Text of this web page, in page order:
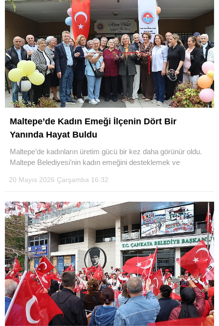
Maltepe’de Kadın Emeği İlçenin Dört Bir
Yanında Hayat Buldu
Maltepe’de kadınların üretim gücü bir kez daha görünür oldu.
Maltepe Belediyesi’nin kadın emeğini desteklemek ve
20 Mayıs 2026 Çarşamba 16:32